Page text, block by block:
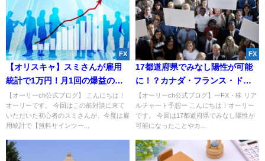
FX
【オリスキャ】スミさんが雇用
統計で1万円！月1回の爆益の出
し方とは？FXサインツール（無
料）
【オーリーch公式ブログ】 こんにちは！
オーリーです。 今回はこの前対談に来て
いただいた初心者のスミさんが、今度は雇
用統計で【無料サインツー...
FX
17都道府県でみなし陽性が可能
に！？カナダ・フランス・ドイ
ツで大規模なデモが発生！
【オーリーch公式ブログ】ーFX・株 リア
ルチャート予想ー こんにちは！オーリー
です。 今回は17都道府県でみなし陽性が
可能になったことやカ...